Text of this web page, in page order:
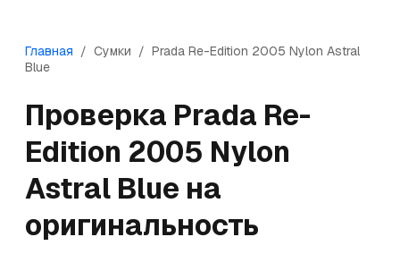
Главная / Сумки / Prada Re-Edition 2005 Nylon Astral
Blue
Проверка Prada Re-
Edition 2005 Nylon
Astral Blue на
оригинальность